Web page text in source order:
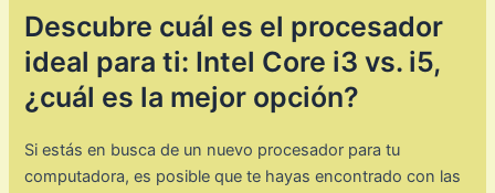
Descubre cuál es el procesador
ideal para ti: Intel Core i3 vs. i5,
¿cuál es la mejor opción?
Si estás en busca de un nuevo procesador para tu
computadora, es posible que te hayas encontrado con las